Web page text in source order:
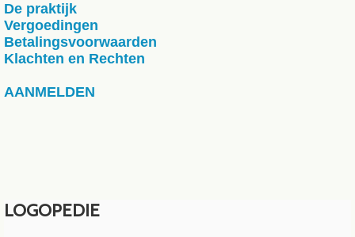
De praktijk
Vergoedingen
Betalingsvoorwaarden
Klachten en Rechten
AANMELDEN
LOGOPEDIE